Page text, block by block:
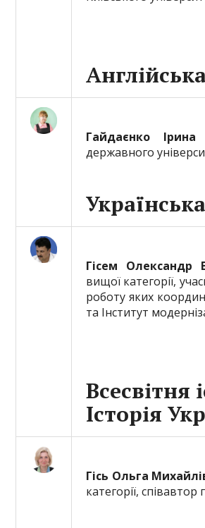
Гайдаєнко Ірина
державного
Гісем Олександр
вищої категорії,
роботу яких
та Інститут
Всесвітня
Історія
Гісь Ольга
категорії,